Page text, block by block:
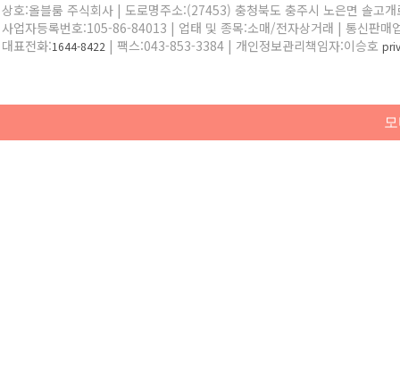
상호:올블룸 주식회사 | 도로명주소:(27453) 충청북도 충주시 노은면 솔고
사업자등록번호:105-86-84013 | 업태 및 종목:소매/전자상거래 | 통신판매
대표전화:1644-8422 | 팩스:043-853-3384 | 개인정보관리책임자:이승호